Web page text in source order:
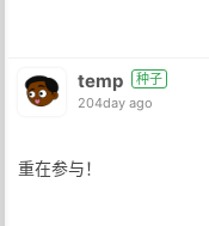
temp
种子
204day ago
重在参与！